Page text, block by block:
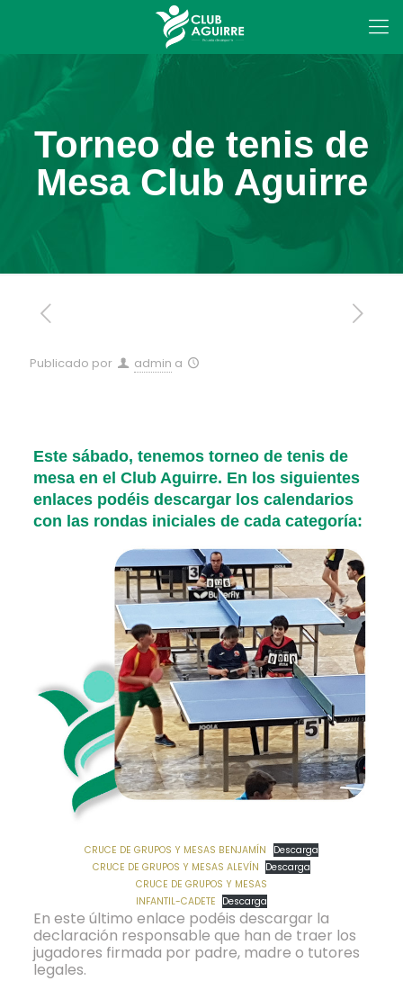
Torneo de tenis de
Mesa Club Aguirre
Publicado por admin a
Este sábado, tenemos torneo de tenis de
mesa en el Club Aguirre. En los siguientes
enlaces podéis descargar los calendarios
con las rondas iniciales de cada categoría:
CRUCE DE GRUPOS Y MESAS BENJAMÍN
Descarga
CRUCE DE GRUPOS Y MESAS ALEVÍN Descarga
CRUCE DE GRUPOS Y MESAS
INFANTIL-CADETE Descarga
En este último enlace podéis descargar la
declaración responsable que han de traer los
jugadores firmada por padre, madre o tutores
legales.